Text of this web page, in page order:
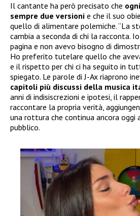
Il cantante ha però precisato che
sempre due versioni e che il suo
quello di alimentare polemiche. “La
cambia a seconda di chi la racconta.
pagina e non avevo bisogno di
Ho preferito tutelare quello che
e il rispetto per chi ci ha seguito in
spiegato. Le parole di J-Ax riaprono
capitoli più discussi della musica
anni di indisiscrezioni e ipotesi, il
raccontare la propria verità,
una rottura che continua ancora oggi
pubblico.